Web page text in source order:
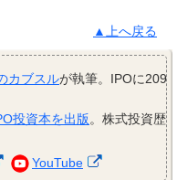
▲上へ戻る
カブスルが執筆。IPOに209
投資本を出版。株式投資歴
YouTube